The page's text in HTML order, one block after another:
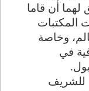
أن قاما
المكتبات
وخاصة
في
.
للشريف